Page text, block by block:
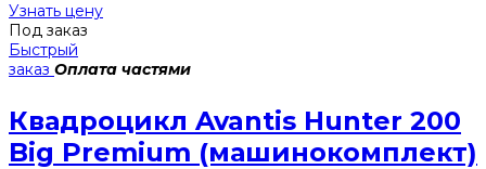
Узнать цену
Под заказ
Быстрый
заказ Оплата частями
Квадроцикл Avantis Hunter 200
Big Premium (машинокомплект)